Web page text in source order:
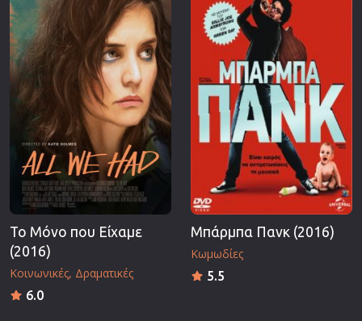
Το Μόνο που Είχαμε
(2016)
Κοινωνικές Δραματικές
6.0
Μπάρμπα Πανκ (2016)
Κωμωδίες
5.5